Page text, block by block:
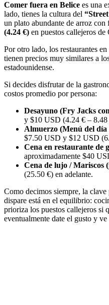
Comer fuera en Belice es una
lado, tienes la cultura del
un plato abundante de arroz
(4.24 €) en puestos callejeros
Por otro lado, los restaurantes
tienen precios muy similares a
estadounidense.
Si decides disfrutar de la
costos promedio por persona:
Desayuno (Fry Jacks
y $10 USD (4.24 € – 8.48
Almuerzo (Menú del día
$7.50 USD y $12 USD
Cena en restaurante de
aproximadamente $40
Cena de lujo / Mariscos
(25.50 €) en adelante.
Como decimos siempre, la clave
dispare está en el equilibrio:
prioriza los puestos callejeros si
eventualmente date el gusto y